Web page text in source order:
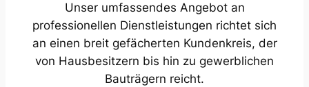
Unser umfassendes Angebot an
professionellen Dienstleistungen richtet sich
an einen breit gefächerten Kundenkreis, der
von Hausbesitzern bis hin zu gewerblichen
Bauträgern reicht.